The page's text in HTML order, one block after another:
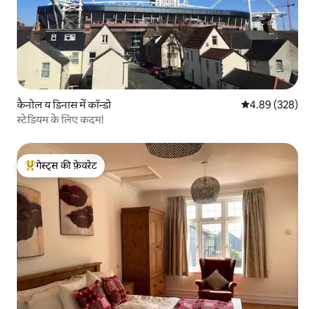
कैनोल य डिनास में कॉन्डो औसत रेटिंग 5 में से
4.89 (328)
स्टेडियम के लिए कदम!
गेस्ट्स का टॉप फ़ेवरेट
गेस्ट्स की फ़ेवरेट